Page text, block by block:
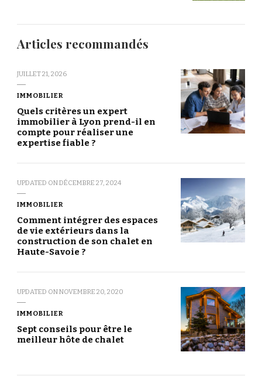
Articles recommandés
JUILLET 21, 2026
IMMOBILIER
Quels critères un expert
immobilier à Lyon prend-il en
compte pour réaliser une
expertise fiable ?
UPDATED ONDÉCEMBRE 27, 2024
IMMOBILIER
Comment intégrer des espaces
de vie extérieurs dans la
construction de son chalet en
Haute-Savoie ?
UPDATED ONNOVEMBRE 20, 2020
IMMOBILIER
Sept conseils pour être le
meilleur hôte de chalet